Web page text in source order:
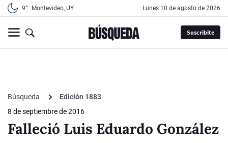
9° Montevideo, UY lunes 10 de agosto de 2026
Suscribite
Búsqueda
Edición 1883
8 de septiembre de 2016
Falleció Luis Eduardo González